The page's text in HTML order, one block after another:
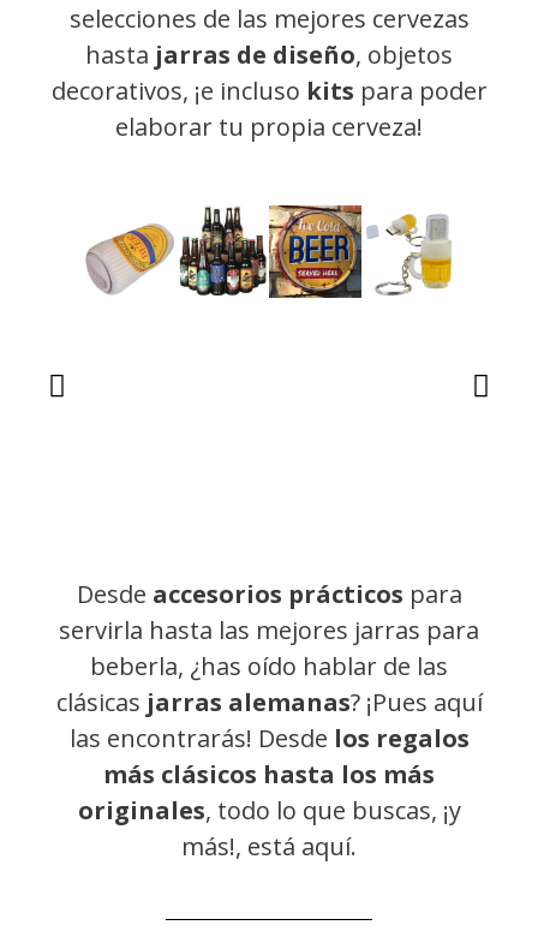
selecciones de las mejores cervezas
hasta jarras de diseño, objetos
decorativos, ¡e incluso kits para poder
elaborar tu propia cerveza!
Desde accesorios prácticos para
servirla hasta las mejores jarras para
beberla, ¿has oído hablar de las
clásicas jarras alemanas? ¡Pues aquí
las encontrarás! Desde los regalos
más clásicos hasta los más
originales, todo lo que buscas, ¡y
más!, está aquí.